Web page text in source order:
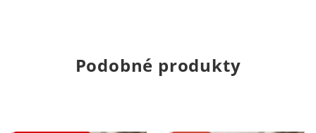
Podobné produkty